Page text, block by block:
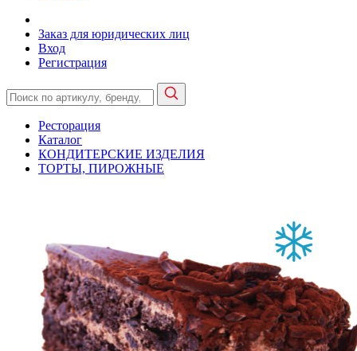
Заказ для юридических лиц
Вход
Регистрация
Ресторация
Каталог
КОНДИТЕРСКИЕ ИЗДЕЛИЯ
ТОРТЫ, ПИРОЖНЫЕ